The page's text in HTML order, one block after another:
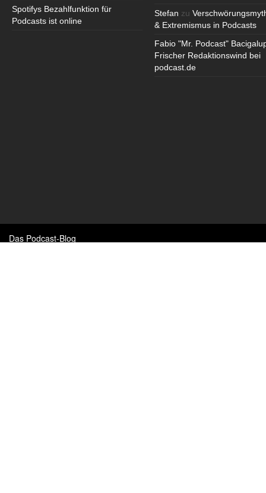
Spotifys Bezahlfunktion für
Podcasts ist online
Stefan zu
& Extremismus in Podcasts
Fabio "Mr. Podcast"
Frischer Redaktionswind bei
podcast.de
Das Podcast-Blog